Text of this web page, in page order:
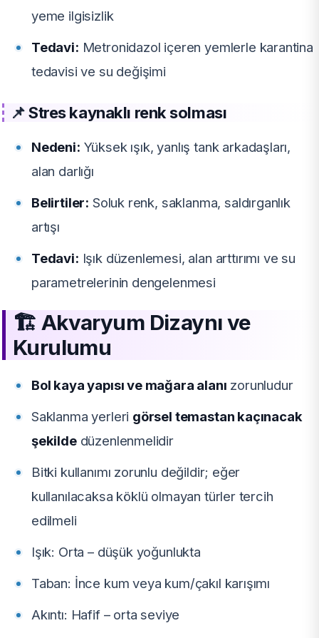
yeme ilgisizlik
Tedavi: Metronidazol içeren yemlerle karantina
tedavisi ve su değişimi
📌Stres kaynaklı renk solması
Nedeni: Yüksek ışık, yanlış tank arkadaşları,
alan darlığı
Belirtiler: Soluk renk, saklanma, saldırganlık
artışı
Tedavi: Işık düzenlemesi, alan arttırımı ve su
parametrelerinin dengelenmesi
🏗️ Akvaryum Dizaynı ve
Kurulumu
Bol kaya yapısı ve mağara alanı zorunludur
Saklanma yerleri görsel temastan kaçınacak
şekildedüzenlenmelidir
Bitki kullanımı zorunlu değildir; eğer
kullanılacaksa köklü olmayan türler tercih
edilmeli
Işık: Orta – düşük yoğunlukta
Taban: İnce kum veya kum/çakıl karışımı
Akıntı: Hafif – orta seviye